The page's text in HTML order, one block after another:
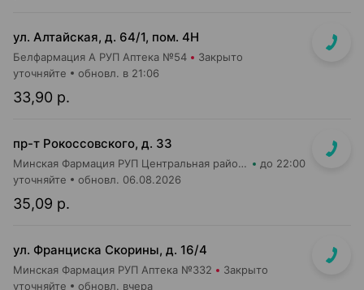
ул. Алтайская, д. 64/1, пом. 4Н
Белфармация А РУП Аптека №54 Закрыто
33,90 р.
уточняйте обновл. в 21:06
пр-т Рокоссовского, д. 33
Минская Фармация РУП Центральная районная аптека №182 до 22:00
35,09 р.
уточняйте обновл. 06.08.2026
ул. Франциска Скорины, д. 16/4
Минская Фармация РУП Аптека №332 Закрыто
уточняйте обновл. вчера